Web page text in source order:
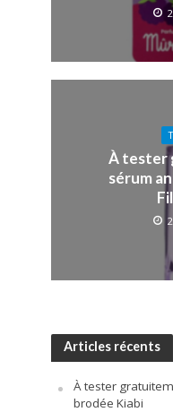
À tester
sérum
Articles récents
À tester
brodée Kiabi